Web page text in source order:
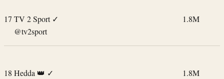
17 TV 2 Sport ✓
@tv2sport
1.8M
18 Hedda 👑 ✓
1.8M